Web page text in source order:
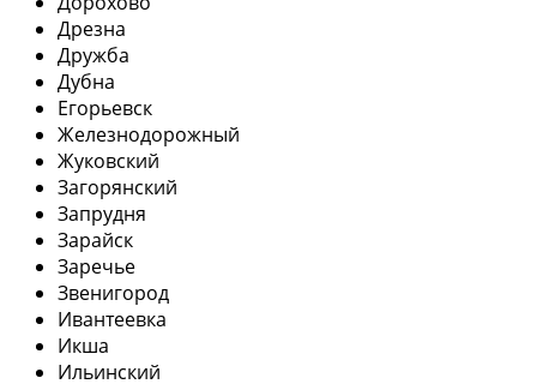
Дрезна
Дружба
Дубна
Егорьевск
Железнодорожный
Жуковский
Загорянский
Запрудня
Зарайск
Заречье
Звенигород
Ивантеевка
Икша
Ильинский